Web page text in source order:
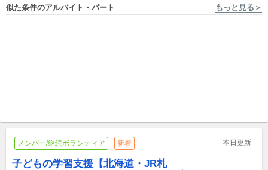
似た条件のアルバイト・パート もっと見る＞
メンバー/継続ボランティア 新着 本日更新
子どもの学習支援【北海道・JR札